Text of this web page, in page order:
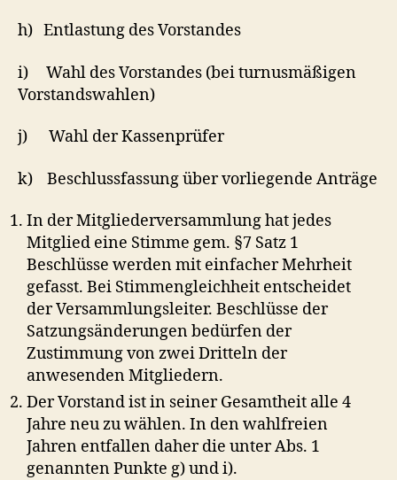
h) Entlastung des Vorstandes
i) Wahl des Vorstandes (bei turnusmäßigen
Vorstandswahlen)
j) Wahl der Kassenprüfer
k) Beschlussfassung über vorliegende Anträge
In der Mitgliederversammlung hat jedes
Mitglied eine Stimme gem. §7 Satz 1
Beschlüsse werden mit einfacher Mehrheit
gefasst. Bei Stimmengleichheit entscheidet
der Versammlungsleiter. Beschlüsse der
Satzungsänderungen bedürfen der
Zustimmung von zwei Dritteln der
anwesenden Mitgliedern.
Der Vorstand ist in seiner Gesamtheit alle 4
Jahre neu zu wählen. In den wahlfreien
Jahren entfallen daher die unter Abs. 1
genannten Punkte g) und i).